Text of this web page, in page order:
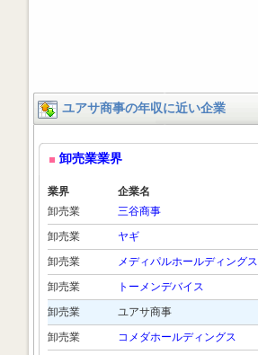
ユアサ商事の年収に近い企業
卸売業業界
業界 企業名
卸売業
三谷商事
卸売業
ヤギ
卸売業
メディパルホールディングス
卸売業
トーメンデバイス
卸売業
ユアサ商事
卸売業
コメダホールディングス